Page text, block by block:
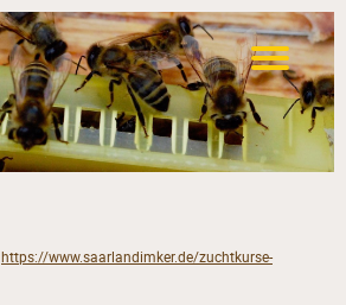
https://www.saarlandimker.de/zuchtkurse-